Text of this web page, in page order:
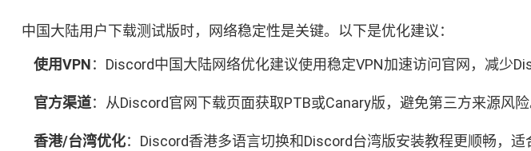
中国大陆用户下载测试版时，网络稳定性是关键。以下是优化建议：
使用VPN：Discord中国大陆网络优化建议使用稳定VPN加速访问官网，减少
官方渠道：从Discord官网下载页面获取PTB或Canary版，避免第三方来源风险
香港/台湾优化：Discord香港多语言切换和Discord台湾版安装教程更顺畅，适